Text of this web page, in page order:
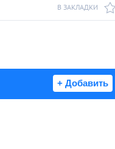
В ЗАКЛАДКИ
+ Добавить